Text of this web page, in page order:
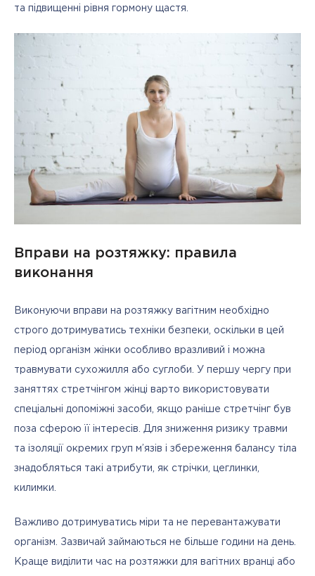
та підвищенні рівня гормону щастя.
Вправи на розтяжку: правила
виконання
Виконуючи вправи на розтяжку вагітним необхідно
строго дотримуватись техніки безпеки, оскільки в цей
період організм жінки особливо вразливий і можна
травмувати сухожилля або суглоби. У першу чергу при
заняттях стретчінгом жінці варто використовувати
спеціальні допоміжні засоби, якщо раніше стретчінг був
поза сферою її інтересів. Для зниження ризику травми
та ізоляції окремих груп м’язів і збереження балансу тіла
знадобляться такі атрибути, як стрічки, цеглинки,
килимки.
Важливо дотримуватись міри та не перевантажувати
організм. Зазвичай займаються не більше години на день.
Краще виділити час на розтяжки для вагітних вранці або